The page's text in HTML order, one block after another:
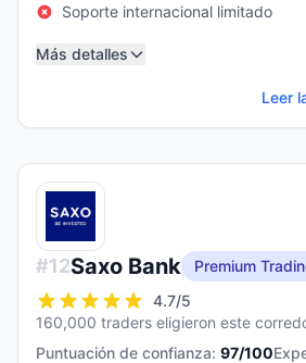
Soporte internacional limitado
Más detalles
Leer
#12Saxo Bank
Premium
4.7/5
160,000 traders eligieron este
Puntuación de confianza: 97/100